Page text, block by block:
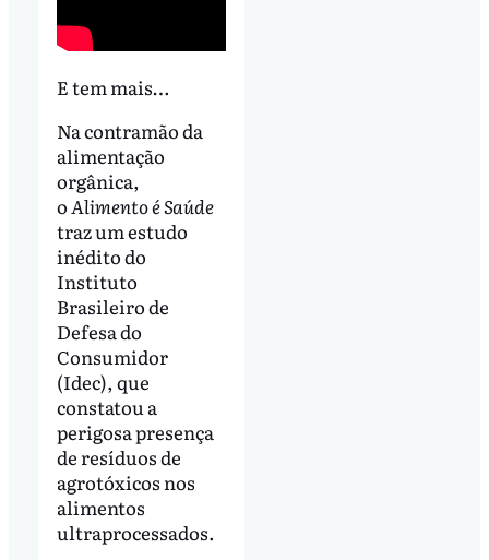
E tem mais…
Na contramão da
alimentação
orgânica,
oAlimento é Saúde
traz um estudo
inédito do
Instituto
Brasileiro de
Defesa do
Consumidor
(Idec), que
constatou a
perigosa presença
de resíduos de
agrotóxicos nos
alimentos
ultraprocessados.